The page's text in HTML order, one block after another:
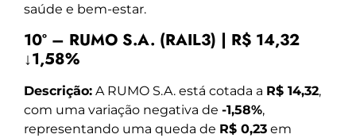
saúde e bem-estar.
10º – RUMO S.A. (RAIL3) | R$ 14,32
↓1,58%
Descrição: A RUMO S.A. está cotada a R$ 14,32,
com uma variação negativa de -1,58%,
representando uma queda de R$ 0,23 em